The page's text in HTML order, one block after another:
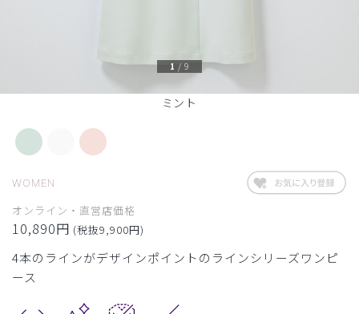
ミント
1 / 9
WOMEN
オンライン・直営店価格
10,890円 (税抜9,900円)
4本のラインがデザインポイントのラインシリーズワンピ
ース